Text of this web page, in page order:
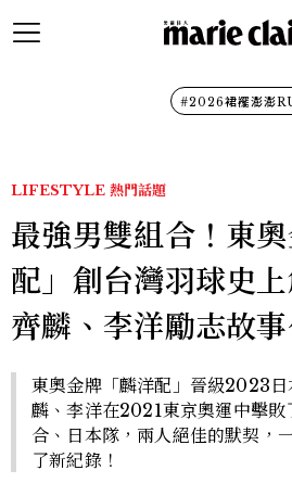
#2026裙襬澎澎
LIFESTYLE 熱門話題
最強男雙組合！東
配」創台灣羽球史
齊麟、李洋勵志故
東奧金牌「麟洋配」晉級2023
麟、李洋在2021東京奧運中擊敗
合、日本隊，兩人絕佳的默契，
了新紀錄！